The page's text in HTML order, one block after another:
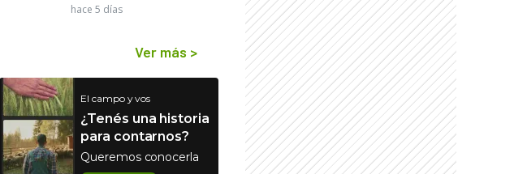
hace 5 días
Ver más >
El campo y vos
¿Tenés una historia
para contarnos?
Queremos conocerla